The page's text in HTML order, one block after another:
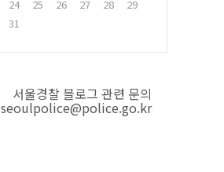
24 25 26 27 28
29
31
서울경찰 블로그 관련 문의
seoulpolice@police.go.kr